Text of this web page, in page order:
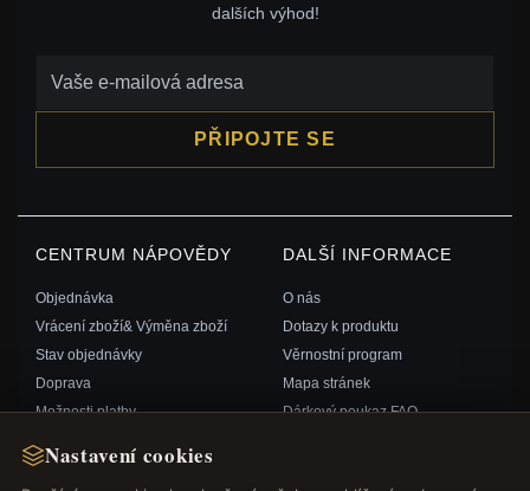
Nastavení cookies
dalších výhod!
PŘIPOJTE SE
CENTRUM NÁPOVĚDY
Objednávka
Vrácení zboží& Výměna zboží
Stav objednávky
Doprava
Možnosti platby
Kontaktujte nás
DALŠÍ INFORMACE
O nás
Dotazy k produktu
Věrnostní program
Mapa stránek
Dárkový poukaz FAQ